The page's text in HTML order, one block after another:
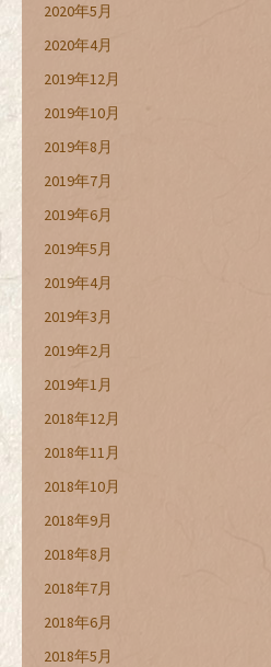
2020年5月
2020年4月
2019年12月
2019年10月
2019年8月
2019年7月
2019年6月
2019年5月
2019年4月
2019年3月
2019年2月
2019年1月
2018年12月
2018年11月
2018年10月
2018年9月
2018年8月
2018年7月
2018年6月
2018年5月